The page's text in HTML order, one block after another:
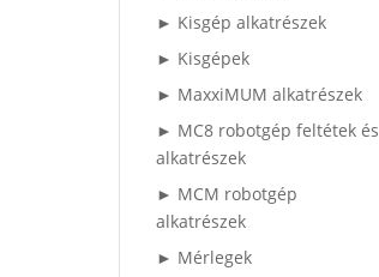
► Kisgép alkatrészek
► Kisgépek
► MaxxiMUM alkatrészek
► MC8 robotgép feltétek és
alkatrészek
► MCM robotgép
alkatrészek
► Mérlegek